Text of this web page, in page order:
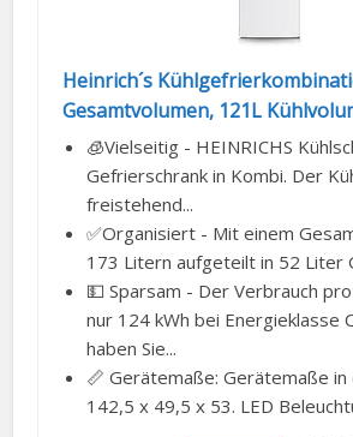
Heinrich´s
Gesamtvolumen, 121L
🧊Vielseitig - HEINRICHS
Gefrierschrank in Kombi. Der
freistehend...
✅Organisiert - Mit einem
173 Litern aufgeteilt in 52 Liter
💵 Sparsam - Der Verbrauch
nur 124 kWh bei Energieklasse
haben Sie...
📏 Gerätemaße: Gerätemaße in
142,5 x 49,5 x 53. LED